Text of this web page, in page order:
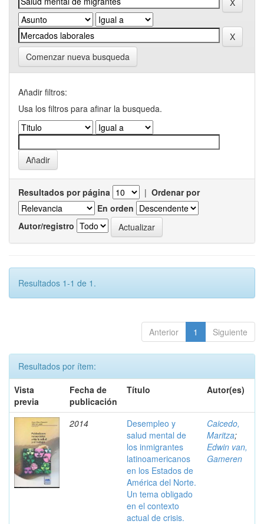
Comenzar nueva busqueda
Añadir filtros:
Usa los filtros para afinar la busqueda.
Resultados por página | Ordenar por
En orden
Autor/registro
Resultados 1-1 de 1.
Anterior 1 Siguiente
Resultados por ítem:
Vista
previa
Fecha de
publicación
Título Autor(es)
2014
Desempleo y
salud mental de
los inmigrantes
latinoamericanos
en los Estados de
América del Norte.
Un tema obligado
en el contexto
actual de crisis.
Caicedo,
Maritza;
Edwin van,
Gameren